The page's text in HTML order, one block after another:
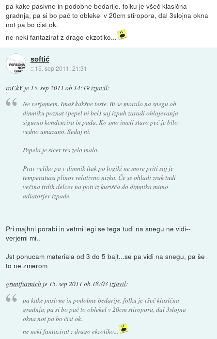
pa kake pasivne in podobne bedarije. folku je všeč klasična
gradnja, pa si bo pač to oblekel v 20cm stiropora, dal 3slojna okna
not pa bo čist ok.
ne neki fantazirat z drago ekzotiko...
softić
:: 15. sep 2011, 21:31
roCkYje 15. sep 2011 ob 14:19izjavil:
Ne verjamem. Imaš kakšne teste. Bi se moralo na snegu ob
dimniku poznat (pepel ni bel) saj izpuh zaradi ohlajevanja
sigurno kondenzira in pada. Ko smo imeli staro peč je bilo
vedno umazano. Sedaj ni.
Pepela je sicer res zelo malo.
Prav veliko pa v dimnik itak po logiki ne more priti saj je
temperatura plinov relativno nizka. Če se ohladi zrak tudi
večina trdih delcev na poti iz kurišča do dimnika mimo
adiatorjev izpade.
Pri majhni porabi in vetrni legi se tega tudi na snegu ne vidi--
verjemi mi..
Jst ponucam materiala od 3 do 5 bajt...se pa vidi na snegu, pa še
to ne zmerom
gruntfürmich je 15. sep 2011 ob 18:03izjavil:
pa kake pasivne in podobne bedarije. folku je všeč klasična
gradnja, pa si bo pač to oblekel v 20cm stiropora, dal 3slojna
okna not pa bo čist ok.
ne neki fantazirat z drago ekzotiko...